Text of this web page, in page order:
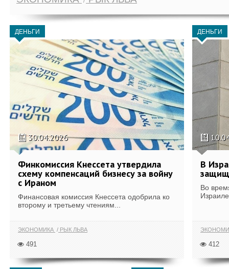
ДЕНЬГИ
30.04.2026
Финкомиссия Кнессета утвердила
схему компенсаций бизнесу за войну
с Ираном
Финансовая комиссия Кнессета одобрила ко
второму и третьему чтениям...
ЭКОНОМИКА РЫК ЛЬВА
491
ДЕНЬГИ
В
Во
412